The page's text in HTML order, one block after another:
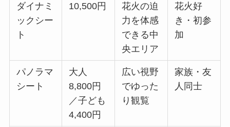
ダイナミ
ックシー
ト
10,500円
花火の迫
力を体感
できる中
央エリア
花火好
き・初参
加
パノラマ
シート
大人
8,800円
／子ども
4,400円
広い視野
でゆった
り観覧
家族・友
人同士